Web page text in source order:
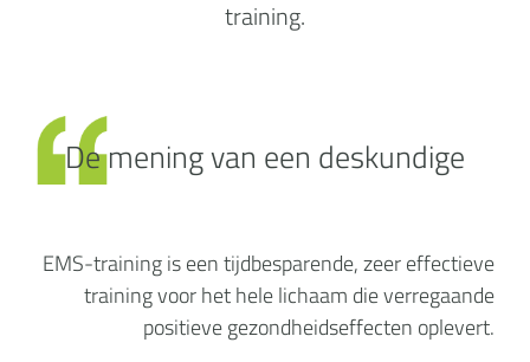
training.
EMS-training is een tijdbesparende, zeer effectieve
training voor het hele lichaam die verregaande
positieve gezondheidseffecten oplevert.
De mening van een deskundige